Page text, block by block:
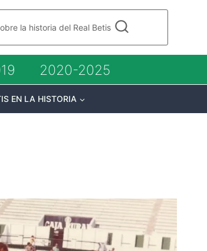
la historia del Real Betis
2020-2025
EN LA HISTORIA